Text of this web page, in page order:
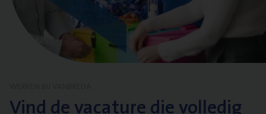
Vind de vacature die volledig